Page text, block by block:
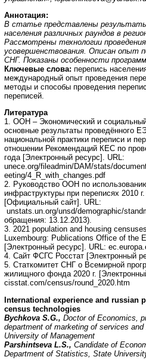
Аннотация:
В статье представлены
населения различных раундов в
Рассмотрены технологии
усовершенствования. Описан опыт
СНГ. Показаны особенности
Ключевые слова: перепись
международный опыт проведения
методы и способы проведения
переписей.
Литература
1. ООН – Экономический и
основные результаты проведённого
национальной практики переписи и
отношении Рекомендаций КЕС по
года [Электронный ресурс]. URL:
unece.org/fileadmin/DAM/stats/
eeting/4_R_with_changes.pdf
2. Руководство ООН по
инфраструктуры при переписях 2010
[Официальный сайт]. URL:
unstats.un.org/unsd/demographic/
обращения: 13.12.2013).
3. 2021 population and housing
Luxembourg: Publications Office of the
[Электронный ресурс]. URL:
4. Сайт ФСГС Росстат [Электронный
5. Статкомитет СНГ о Всемирной
жилищного фонда 2020 г.
cisstat.com/census/round_2020.htm
International experience and russian
census technologies
Bychkova S.G., Doctor of Economics,
department of marketing of services
University of Management
Parshintseva L.S., Candidate of
Department of Statistics, State